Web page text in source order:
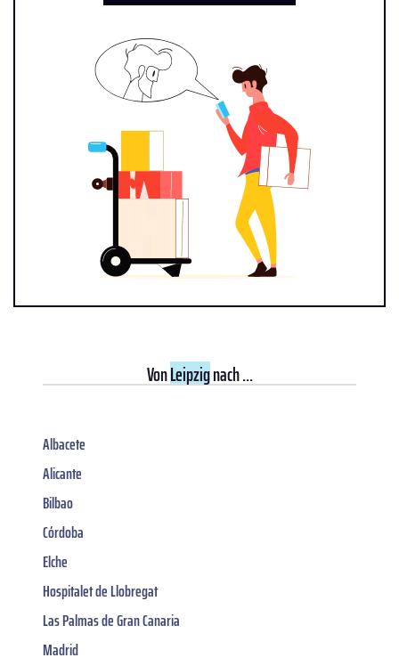
VonLeipzignach ...
Albacete
Alicante
Bilbao
Córdoba
Elche
Hospitalet de Llobregat
Las Palmas de Gran Canaria
Madrid